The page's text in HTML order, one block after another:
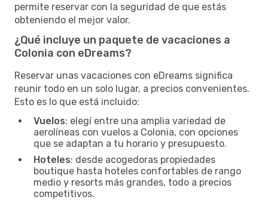
permite reservar con la seguridad de que estás
obteniendo el mejor valor.
¿Qué incluye un paquete de vacaciones a
Colonia con eDreams?
Reservar unas vacaciones con eDreams significa
reunir todo en un solo lugar, a precios convenientes.
Esto es lo que está incluido:
Vuelos: elegí entre una amplia variedad de
aerolíneas con vuelos a Colonia, con opciones
que se adaptan a tu horario y presupuesto.
Hoteles: desde acogedoras propiedades
boutique hasta hoteles confortables de rango
medio y resorts más grandes, todo a precios
competitivos.